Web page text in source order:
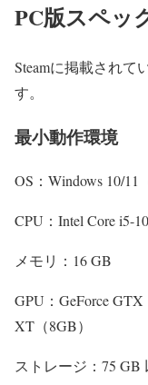
PC版スペッ
Steamに掲載されて
す。
最小動作環境
OS：Windows 10/11
CPU：Intel Core i5-
メモリ：16 GB
GPU：GeForce
XT（8GB）
ストレージ：75 GB